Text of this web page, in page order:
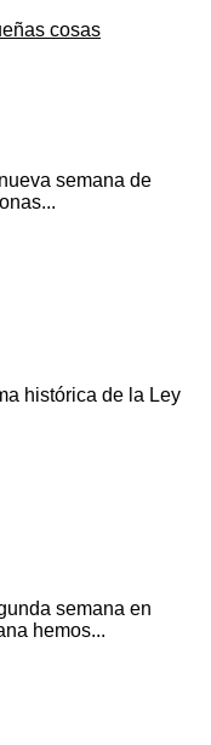
semana de
histórica de la Ley
semana en
hemos...